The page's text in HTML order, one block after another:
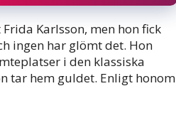
Karlsson, men hon fick
ingen har glömt det. Hon
i den klassiska
tar hem guldet. Enligt honom